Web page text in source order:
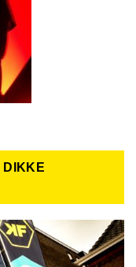
DIKKE